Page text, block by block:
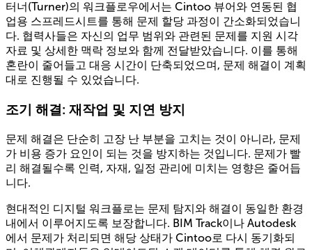
터너(Turner)의 워크플로우에서는 Cintoo 뷰어와 연동된 협
업용 스프레드시트를 통해 문제 할당 과정이 간소화되었습니
다. 협력사들은 자신의 업무 범위와 관련된 문제를 지원 시각
자료 및 상세한 맥락 정보와 함께 전달받았습니다. 이를 통해
혼란이 줄어들고 대응 시간이 단축되었으며, 문제 해결이 계획
대로 진행될 수 있었습니다.
조기 해결: 재작업 및 지연 방지
문제 해결은 단순히 고장 난 부분을 고치는 것이 아니라, 문제
가 비용 증가 요인이 되는 것을 방지하는 것입니다. 문제가 빨
리 해결될수록 인력, 자재, 일정 관리에 미치는 영향은 줄어듭
니다.
현대적인 디지털 워크플로는 문제 탐지와 해결이 동일한 환경
내에서 이루어지도록 보장합니다. BIM Track이나 Autodesk
에서 문제가 처리되면 해당 상태가 Cintoo로 다시 동기화되